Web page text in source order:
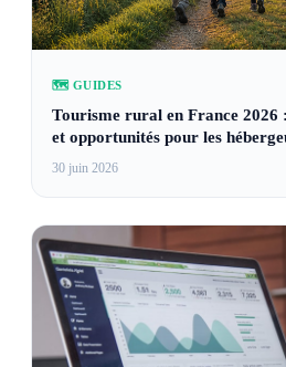
🗺️ GUIDES
Tourisme rural en France 2026
et opportunités pour les
30 juin 2026